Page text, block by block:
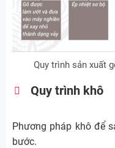
Quy trình sản xuất
Quy trình khô
Phương pháp khô để
bước.